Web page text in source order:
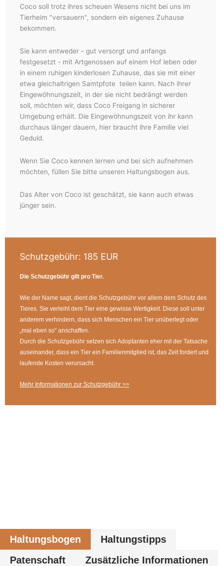
Coco soll trotz ihres scheuen Wesens nicht bei uns im
Tierheim "versauern", sondern ein eigenes Zuhause
bekommen.
Sie kann entweder - gut versorgt und anfangs
festgesetzt - mit Artgenossen auf einem Hof leben oder
in einem ruhigen kinderlosen Zuhause, das sie mit einer
etwa gleichaltrigen Samtpfote teilen kann. Nach ihrer
Eingewöhnungszeit, in der sie nicht bedrängt werden
soll, möchten wir, dass Coco Freigang in sicherer
Umgebung erhält. Die Eingewöhnungszeit von ihr kann
durchaus länger dauern, hier braucht ihre Familie viel
Geduld.
Wenn Sie Coco kennen lernen und bei sich aufnehmen
möchten, füllen Sie bitte unseren Haltungsbogen aus.
Das Alter von Coco ist geschätzt, sie kann auch etwas
jünger sein.
Schutzgebühr: 185 EUR
Die Schutzgebühr gilt pro Tier.
Wie der Name sagt, dient die Schutzgebühr vor allem dem Schutz des
Tieres. Sie verleiht dem Tier eine gewisse Wertigkeit. Diese soll unter
anderem verhindern, dass sich Menschen ein Tier unüberlegt oder
„mal eben so“ anschaffen.
Durch die Schutzgebühr setzen sich Adoptanten eher mit der Tatsache
auseinander, dass ein Tier ein Familienmitglied ist, das Zeit fordert und
laufende Kosten verursacht.
Mehr Informationen zur Schutzgebühr >>
Haltungsbogen
Haltungstipps
Patenschaft
Zusätzliche Informationen